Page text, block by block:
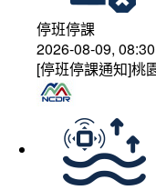
停班停課
2026-08-09,
[停班停課通知]桃